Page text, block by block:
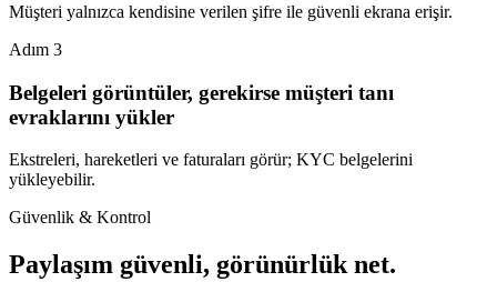
Müşteri yalnızca kendisine verilen şifre ile güvenli ekrana erişir.
Adım 3
Belgeleri görüntüler, gerekirse müşteri tanı
evraklarını yükler
Ekstreleri, hareketleri ve faturaları görür; KYC belgelerini
yükleyebilir.
Güvenlik & Kontrol
Paylaşım güvenli, görünürlük net.